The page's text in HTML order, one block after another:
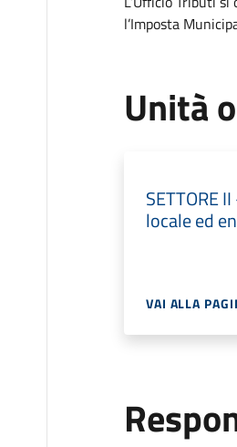
l’Imposta
Unità
SETTORE
locale ed
VAI ALLA